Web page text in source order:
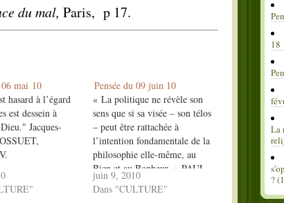
du mal, Paris, p 17.
06 mai 10
hasard à l’égard
est dessein à
Jacques-
LECTURE Le
qui arrive de
Pensée du 09 juin 10
« La politique ne révèle son
sens que si sa visée – son télos
– peut être rattachée à
l’intention fondamentale de la
philosophie elle-même, au
Bien et au Bonheur .» PAUL
RICOEUR, Histoire et vérité
juin 9, 2010
Dans "CULTURE"
18
La
?